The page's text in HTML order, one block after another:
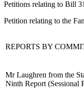
Petitions relating to Bill
Petition relating to the
REPORTS BY
Mr Laughren from the
Ninth Report (Sessional